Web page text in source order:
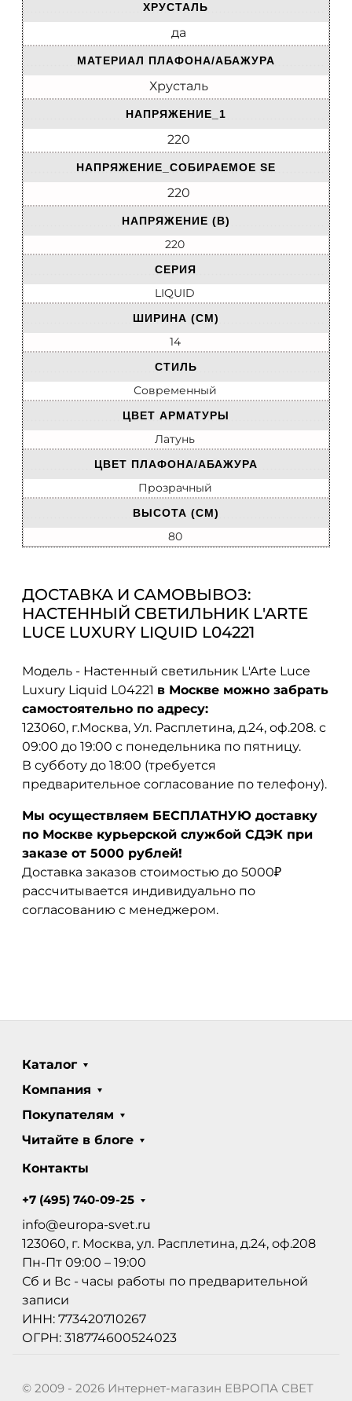
ХРУСТАЛЬ
да
МАТЕРИАЛ ПЛАФОНА/АБАЖУРА
Хрусталь
НАПРЯЖЕНИЕ_1
220
НАПРЯЖЕНИЕ_СОБИРАЕМОЕ SE
220
НАПРЯЖЕНИЕ (В)
220
СЕРИЯ
LIQUID
ШИРИНА (СМ)
14
СТИЛЬ
Современный
ЦВЕТ АРМАТУРЫ
Латунь
ЦВЕТ ПЛАФОНА/АБАЖУРА
Прозрачный
ВЫСОТА (СМ)
80
ДОСТАВКА И САМОВЫВОЗ:
НАСТЕННЫЙ СВЕТИЛЬНИК L'ARTE
LUCE LUXURY LIQUID L04221
Модель - Настенный светильник L'Arte Luce
Luxury Liquid L04221 в Москве можно забрать
самостоятельно по адресу:
123060, г.Москва, Ул. Расплетина, д.24, оф.208. с
09:00 до 19:00 с понедельника по пятницу.
В субботу до 18:00 (требуется
предварительное согласование по телефону).
Мы осуществляем БЕСПЛАТНУЮ доставку
по Москве курьерской службой СДЭК при
заказе от 5000 рублей!
Доставка заказов стоимостью до 5000₽
рассчитывается индивидуально по
согласованию с менеджером.
Каталог
Компания
Покупателям
Читайте в блоге
Контакты
+7 (495) 740-09-25
info@europa-svet.ru
123060, г. Москва, ул. Расплетина, д.24, оф.208
Пн-Пт 09:00 – 19:00
Сб и Вс - часы работы по предварительной
записи
ИНН: 773420710267
ОГРН: 318774600524023
© 2009 - 2026 Интернет-магазин ЕВРОПА СВЕТ